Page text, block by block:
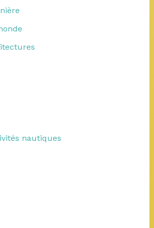
nautiques